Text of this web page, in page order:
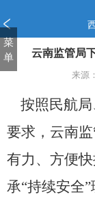
菜
单
云南监管局
来源
按照民航
要求，云南
有力、方便
承“持续安全
窗
口
打
说
明
页
按